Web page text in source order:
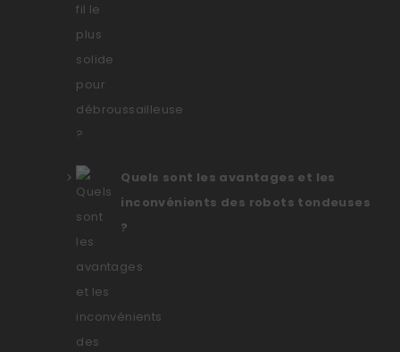
Quels sont les avantages et les
inconvénients des robots tondeuses
?